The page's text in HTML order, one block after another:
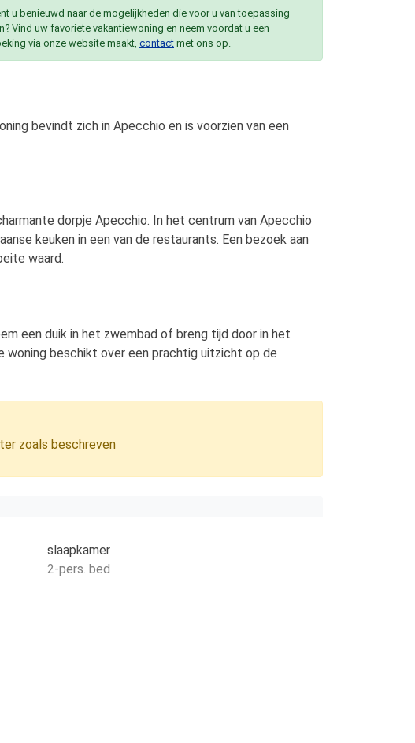
u benieuwd naar de mogelijkheden die voor u van toepassing
Vind uw favoriete vakantiewoning en neem voordat u een
via onze website maakt, contact met ons op.
bevindt zich in Apecchio en is voorzien van een
dorpje Apecchio. In het centrum van Apecchio
keuken in een van de restaurants. Een bezoek aan
waard.
een duik in het zwembad of breng tijd door in het
woning beschikt over een prachtig uitzicht op de
zoals beschreven
slaapkamer
2-pers. bed